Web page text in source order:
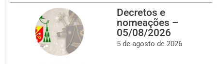
Decretos e
nomeações –
05/08/2026
5 de agosto de 2026